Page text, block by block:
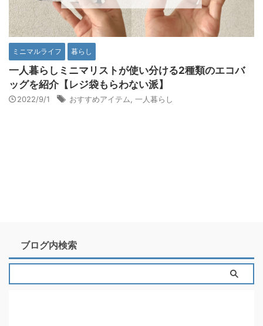
ミニマルライフ 暮らし
一人暮らしミニマリストが使い分ける2種類のエコバ
ッグを紹介【レジ袋もらわない派】
2022/9/1 おすすめアイテム 一人暮らし
ブログ内検索